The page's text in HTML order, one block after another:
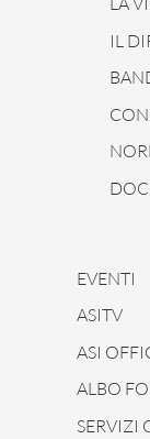
IL
EVENTI
ASITV
ASI
ALBO
SERVIZI